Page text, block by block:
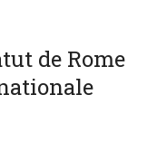
de Rome